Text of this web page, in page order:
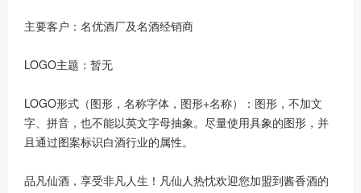
主要客户：名优酒厂及名酒经销商
LOGO主题：暂无
LOGO形式（图形，名称字体，图形+名称）：图形，不加文
字、拼音，也不能以英文字母抽象。尽量使用具象的图形，并
且通过图案标识白酒行业的属性。
品凡仙酒，享受非凡人生！凡仙人热忱欢迎您加盟到酱香酒的